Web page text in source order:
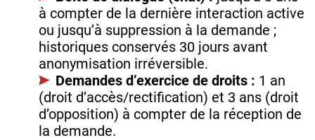
à compter de la dernière interaction active
ou jusqu’à suppression à la demande ;
historiques conservés 30 jours avant
anonymisation irréversible.
Demandes d’exercice de droits : 1 an
(droit d’accès/rectification) et 3 ans (droit
d’opposition) à compter de la réception de
la demande.